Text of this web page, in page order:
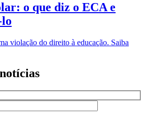
o que diz o ECA e
violação do direito à educação. Saiba
notícias